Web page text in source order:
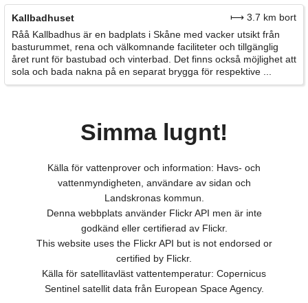
Kallbadhuset
⟼ 3.7 km bort
Råå Kallbadhus är en badplats i Skåne med vacker utsikt från
basturummet, rena och välkomnande faciliteter och tillgänglig
året runt för bastubad och vinterbad. Det finns också möjlighet att
sola och bada nakna på en separat brygga för respektive ...
Simma lugnt!
Källa för vattenprover och information: Havs- och
vattenmyndigheten, användare av sidan och
Landskronas kommun.
Denna webbplats använder Flickr API men är inte
godkänd eller certifierad av Flickr.
This website uses the Flickr API but is not endorsed or
certified by Flickr.
Källa för satellitavläst vattentemperatur: Copernicus
Sentinel satellit data från European Space Agency.